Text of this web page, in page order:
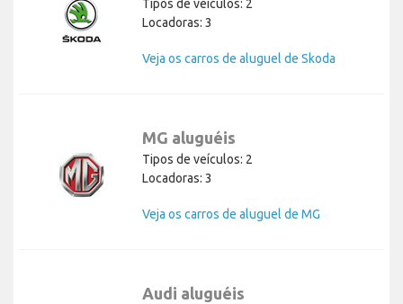
Tipos de veículos: 2
Locadoras: 3
Veja os carros de aluguel de Skoda
MG aluguéis
Tipos de veículos: 2
Locadoras: 3
Veja os carros de aluguel de MG
Audi aluguéis